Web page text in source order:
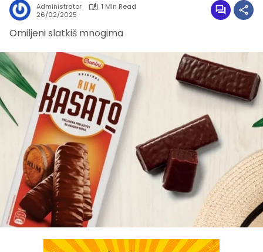
Administrator
1 Min Read
26/02/2025
Omiljeni slatkiš mnogima